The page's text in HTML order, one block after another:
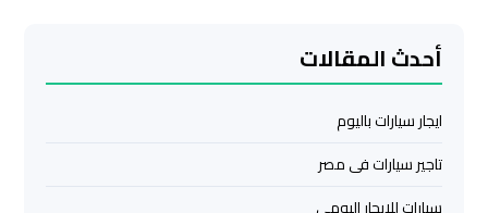
أحدث المقالات
ايجار سيارات باليوم
تاجير سيارات فى مصر
القاهرة
القاهرة